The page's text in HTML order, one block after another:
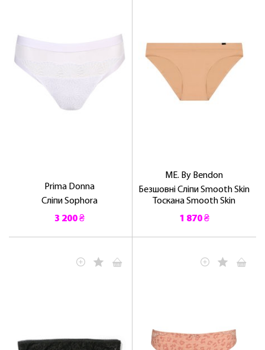
Prima Donna
Сліпи Sophora
3 200 ₴
ME. By Bendon
Безшовні Сліпи Smooth Skin
Тоскана Smooth Skin
1 870 ₴